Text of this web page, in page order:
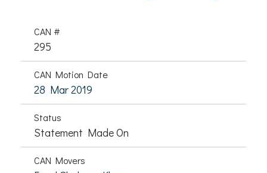
CAN #
295
CAN Motion Date
28 Mar 2019
Status
Statement Made On
CAN Movers